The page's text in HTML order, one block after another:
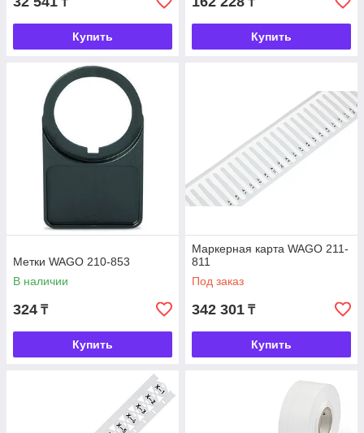
Купить Купить
Метки WAGO 210-853
В наличии
324 ₸
Купить
Маркерная карта WAGO 211-
811
Под заказ
342 301 ₸
Купить